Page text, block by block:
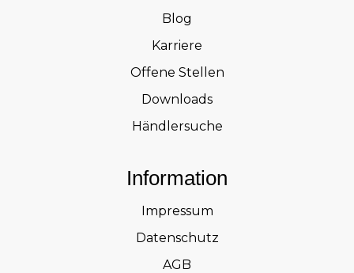
Blog
Karriere
Offene Stellen
Downloads
Händlersuche
Information
Impressum
Datenschutz
AGB